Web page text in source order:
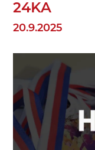
24KA
20.9.2025